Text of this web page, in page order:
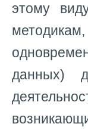
этому
данных)